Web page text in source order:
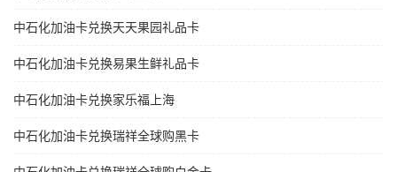
中石化加油卡兑换天天果园礼品卡
中石化加油卡兑换易果生鲜礼品卡
中石化加油卡兑换家乐福上海
中石化加油卡兑换瑞祥全球购黑卡